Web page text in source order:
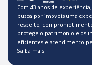
Com 43 anos de
busca por imóveis uma
respeito,
protege o patrimônio e os
eficientes e atendimento
Saiba mais